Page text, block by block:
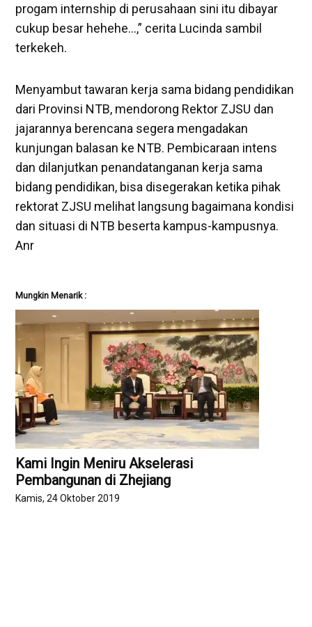
progam internship di perusahaan sini itu dibayar
cukup besar hehehe…,” cerita Lucinda sambil
terkekeh.
Menyambut tawaran kerja sama bidang pendidikan
dari Provinsi NTB, mendorong Rektor ZJSU dan
jajarannya berencana segera mengadakan
kunjungan balasan ke NTB. Pembicaraan intens
dan dilanjutkan penandatanganan kerja sama
bidang pendidikan, bisa disegerakan ketika pihak
rektorat ZJSU melihat langsung bagaimana kondisi
dan situasi di NTB beserta kampus-kampusnya.
Anr
Mungkin Menarik :
Kami Ingin Meniru Akselerasi
Pembangunan di Zhejiang
Kamis, 24 Oktober 2019